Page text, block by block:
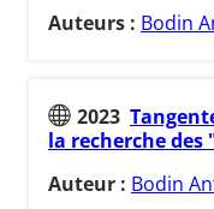
Auteurs : Bodin
2023
la recherche
Auteur : Bodin